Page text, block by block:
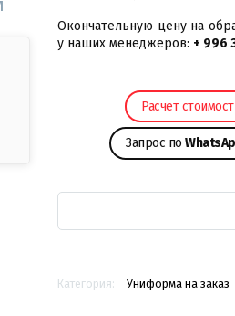
Окончательную цену на
у наших менеджеров: + 996
Расчет
Запрос по
Категория: Униформа на заказ